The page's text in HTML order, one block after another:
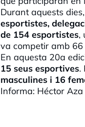
Durant aquests dies,
esportistes,
de 154 esportistes,
va competir amb 66
En aquesta 20a
15 seus esportives.
masculines i 16
Informa: Héctor Aza